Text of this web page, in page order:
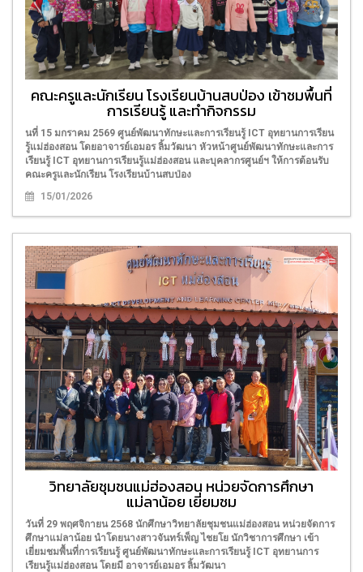
คณะครูและนักเรียน โรงเรียนบ้านสบป่อง เข้าชมพื้นที่
การเรียนรู้ และทำกิจกรรม
นที่ 15 มกราคม 2569 ศูนย์พัฒนาทักษะและการเรียนรู้ ICT อุทยานการเรียน
รู้แม่ฮ่องสอน โดยอาจารย์เอมอร ลิ้มวัฒนา หัวหน้าศูนย์พัฒนาทักษะและการ
เรียนรู้ ICT อุทยานการเรียนรู้แม่ฮ่องสอน และบุคลากรศูนย์ฯ ให้การต้อนรับ
คณะครูและนักเรียน โรงเรียนบ้านสบป่อง
15/01/2026
วิทยาลัยชุมชนแม่ฮ่องสอน หน่วยจัดการศึกษา
แม่ลาน้อย เยี่ยมชม
วันที่ 29 พฤศจิกายน 2568 นักศึกษาวิทยาลัยชุมชนแม่ฮ่องสอน หน่วยจัดการ
ศึกษาแม่ลาน้อย นำโดยนางสาวจันทร์เพ็ญ ไชยโย นักวิชาการศึกษา เข้า
เยี่ยมชมพื้นที่การเรียนรู้ ศูนย์พัฒนาทักษะและการเรียนรู้ ICT อุทยานการ
เรียนรู้แม่ฮ่องสอน โดยมี อาจารย์เอมอร ลิ้มวัฒนา